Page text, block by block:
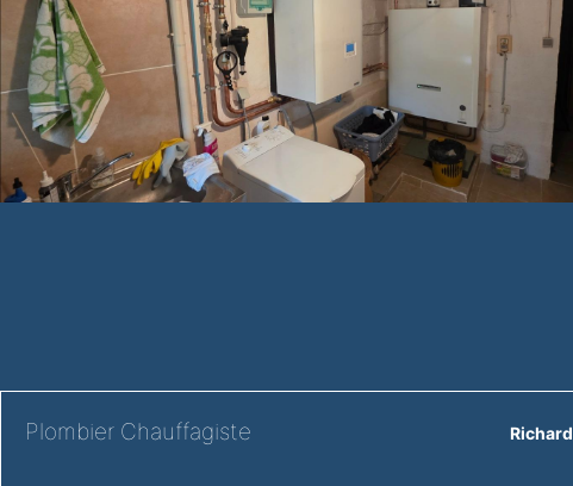
Plombier Chauffagiste